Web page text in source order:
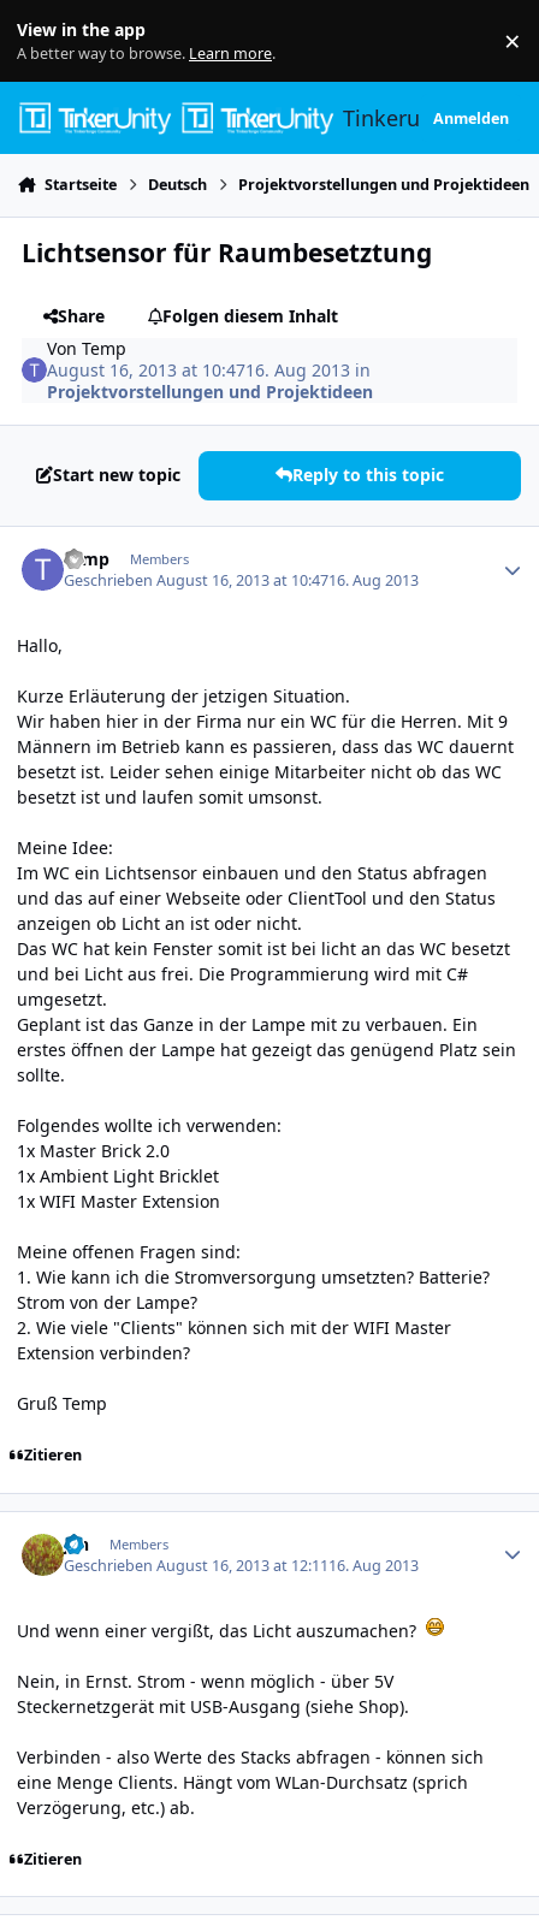
View in the app
A better way to browse. Learn more. ×
TinkerunityAnmelden
Startseite Deutsch Projektvorstellungen und Projektideen
Lichtsensor für Raumbesetztung
Share
Folgen diesem Inhalt
VonTemp
August 16, 2013 at 10:4716. Aug 2013 in
Projektvorstellungen und Projektideen
Start new topic Reply to this topic
Temp Members
GeschriebenAugust 16, 2013 at 10:4716. Aug 2013
Hallo,
Kurze Erläuterung der jetzigen Situation.
Wir haben hier in der Firma nur ein WC für die Herren. Mit 9
Männern im Betrieb kann es passieren, dass das WC dauernt
besetzt ist. Leider sehen einige Mitarbeiter nicht ob das WC
besetzt ist und laufen somit umsonst.
Meine Idee:
Im WC ein Lichtsensor einbauen und den Status abfragen
und das auf einer Webseite oder ClientTool und den Status
anzeigen ob Licht an ist oder nicht.
Das WC hat kein Fenster somit ist bei licht an das WC besetzt
und bei Licht aus frei. Die Programmierung wird mit C#
umgesetzt.
Geplant ist das Ganze in der Lampe mit zu verbauen. Ein
erstes öffnen der Lampe hat gezeigt das genügend Platz sein
sollte.
Folgendes wollte ich verwenden:
1x Master Brick 2.0
1x Ambient Light Bricklet
1x WIFI Master Extension
Meine offenen Fragen sind:
1. Wie kann ich die Stromversorgung umsetzten? Batterie?
Strom von der Lampe?
2. Wie viele "Clients" können sich mit der WIFI Master
Extension verbinden?
Gruß Temp
Zitieren
jan Members
GeschriebenAugust 16, 2013 at 12:1116. Aug 2013
Und wenn einer vergißt, das Licht auszumachen?
Nein, in Ernst. Strom - wenn möglich - über 5V
Steckernetzgerät mit USB-Ausgang (siehe Shop).
Verbinden - also Werte des Stacks abfragen - können sich
eine Menge Clients. Hängt vom WLan-Durchsatz (sprich
Verzögerung, etc.) ab.
Zitieren